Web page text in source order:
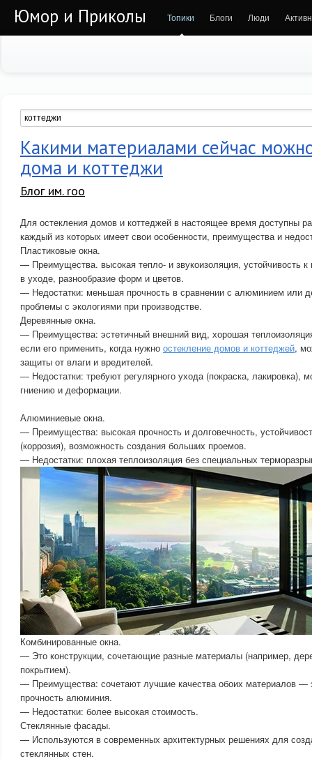
Юмор и Приколы Топики Блоги Люди
Какими материалами сейчас
дома и коттеджи
Блог им. roo
Для остекления домов и коттеджей в настоящее время доступны
каждый из которых имеет свои особенности, преимущества и
Пластиковые окна.
— Преимущества. высокая тепло- и звукоизоляция, устойчивость к
в уходе, разнообразие форм и цветов.
— Недостатки: меньшая прочность в сравнении с алюминием или
проблемы с экологиями при производстве.
Деревянные окна.
— Преимущества: эстетичный внешний вид, хорошая
если его применить, когда нужно остекление домов и коттеджей,
защиты от влаги и вредителей.
— Недостатки: требуют регулярного ухода (покраска, лакировка),
гниению и деформации.
Алюминиевые окна.
— Преимущества: высокая прочность и долговечность,
(коррозия), возможность создания больших проемов.
— Недостатки: плохая теплоизоляция без специальных
Комбинированные окна.
— Это конструкции, сочетающие разные материалы (например,
покрытием).
— Преимущества: сочетают лучшие качества обоих материалов —
прочность алюминия.
— Недостатки: более высокая стоимость.
Стеклянные фасады.
— Используются в современных архитектурных решениях для
стеклянных стен.